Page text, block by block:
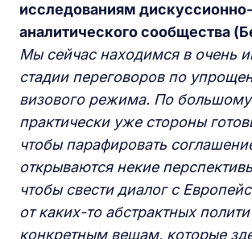
исследованиям дискуссионно-
аналитического сообщества
Мы сейчас находимся в очень
стадии переговоров по
визового режима. По большому
практически уже стороны
чтобы парафировать
открываются некие
чтобы свести диалог с
от каких-то абстрактных
конкретным вещам, которые